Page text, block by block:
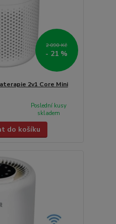
2 090 Kč
- 21 %
2v1 Core Mini
Poslední kusy
skladem
do košíku